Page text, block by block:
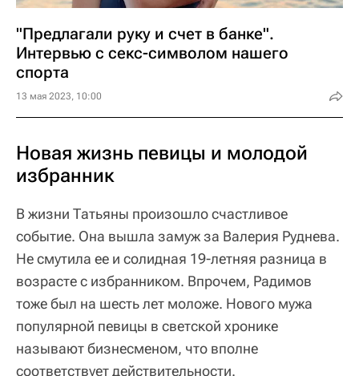
"Предлагали руку и счет в банке".
Интервью с секс-символом нашего
спорта
13 мая 2023, 10:00
Новая жизнь певицы и молодой
избранник
В жизни Татьяны произошло счастливое
событие. Она вышла замуж за Валерия Руднева.
Не смутила ее и солидная 19-летняя разница в
возрасте с избранником. Впрочем, Радимов
тоже был на шесть лет моложе. Нового мужа
популярной певицы в светской хронике
называют бизнесменом, что вполне
соответствует действительности.